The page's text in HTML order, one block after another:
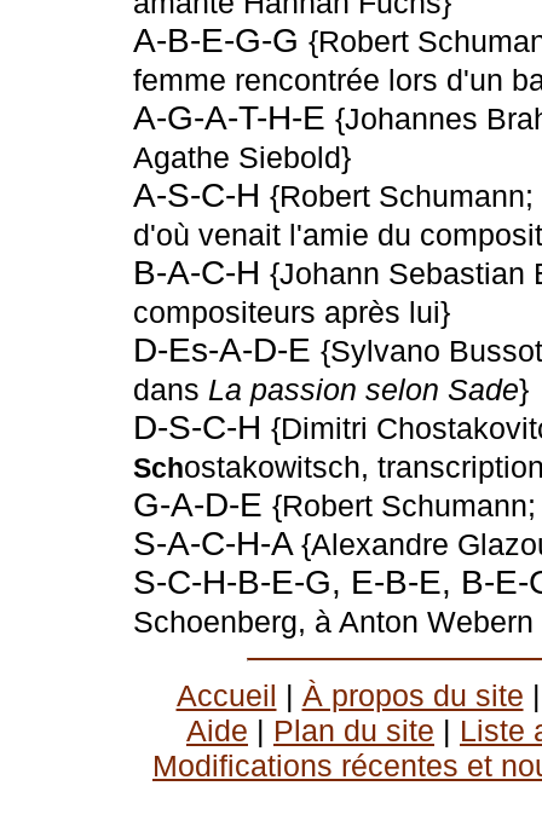
A-B-E-G-G {Robert
femme rencontrée lors d'un
A-G-A-T-H-E {Johannes
Agathe Siebold}
A-S-C-H {Robert
d'où venait l'amie du
B-A-C-H {Johann Sebastian
compositeurs après lui}
D-Es-A-D-E {Sylvano
dans La passion selon Sade}
D-S-C-H {Dimitri
Schostakowitsch,
G-A-D-E {Robert
S-A-C-H-A {Alexandre
S-C-H-B-E-G, E-B-E, B-
Schoenberg, à Anton
Accueil | À propos du site
Aide | Plan du site | Liste
Modifications récentes et